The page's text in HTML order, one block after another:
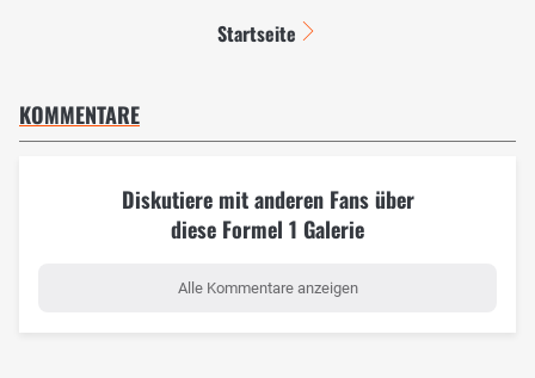
Startseite
KOMMENTARE
Diskutiere mit anderen Fans über
diese Formel 1 Galerie
Alle Kommentare anzeigen